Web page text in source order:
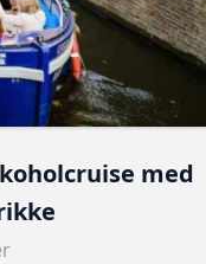
med